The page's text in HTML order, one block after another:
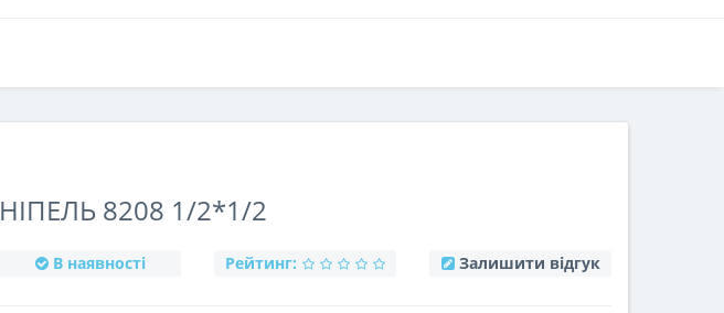
НІПЕЛЬ 8208 1/2*1/2
В наявності Рейтинг: Залишити відгук